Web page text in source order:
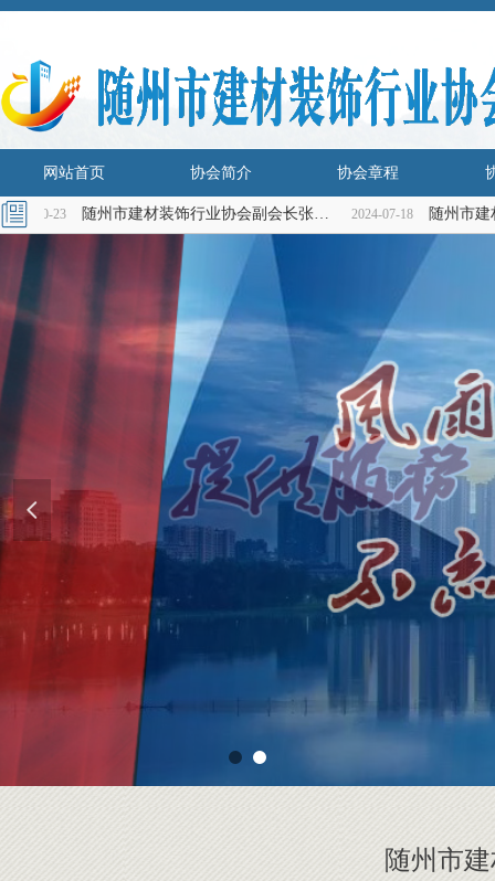
网站首页
网站首页
协会简介
协会简介
协会章程
协会章程
10-23 2024-07-18
随州市建材装饰行业协会副会长张海燕慰问高考理科优秀学子张兆轩
随州市
넳